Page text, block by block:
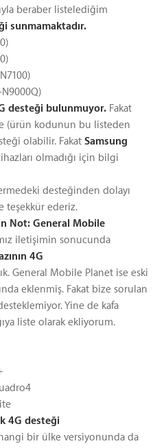
beraber listelediğim
sunmamaktadır.
desteği bulunmuyor. Fakat
(ürün kodunun bu listeden
olabilir. Fakat Samsung
olmadığı için bilgi
desteğinden dolayı
teşekkür ederiz.
Not: General Mobile
iletişimin sonucunda
4G
General Mobile Planet ise eski
eklenmiş. Fakat bize sorulan
Yine de kafa
liste olarak ekliyorum.
4G desteği
bir ülke versiyonunda da